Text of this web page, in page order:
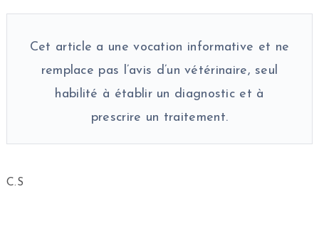
Cet article a une vocation informative et ne
remplace pas l’avis d’un vétérinaire, seul
habilité à établir un diagnostic et à
prescrire un traitement.
C.S